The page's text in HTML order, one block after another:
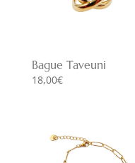
Bague Taveuni
18,00€